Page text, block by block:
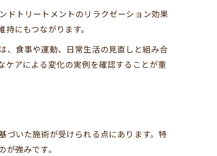
ドトリートメントのリラクゼーション効果
にもつながります。
、食事や運動、日常生活の見直しと組み合
アによる変化の実例を確認することが重
づいた施術が受けられる点にあります。特
強みです。